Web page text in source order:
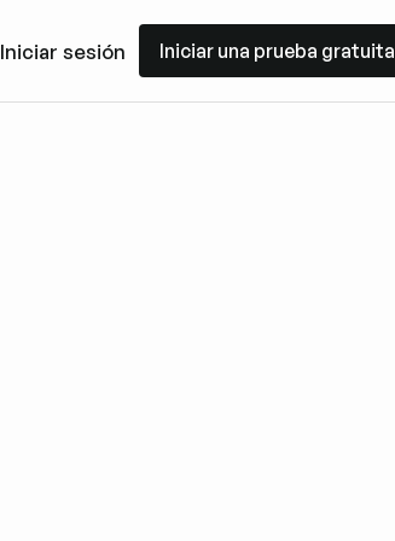
Iniciar sesión Iniciar una prueba gratuita